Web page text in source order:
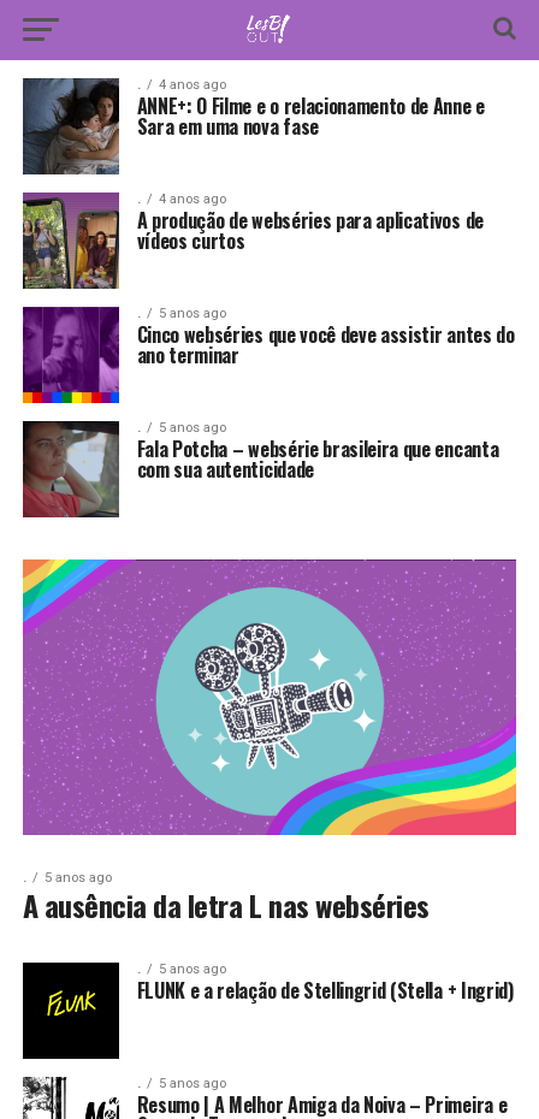
. 4 anos ago
ANNE+: O Filme e o relacionamento de Anne e
Sara em uma nova fase
. 4 anos ago
A produção de webséries para aplicativos de
vídeos curtos
. 5 anos ago
Cinco webséries que você deve assistir antes do
ano terminar
. 5 anos ago
Fala Potcha – websérie brasileira que encanta
com sua autenticidade
. 5 anos ago
A ausência da letra L nas webséries
. 5 anos ago
FLUNK e a relação de Stellingrid (Stella + Ingrid)
. 5 anos ago
Resumo | A Melhor Amiga da Noiva – Primeira e